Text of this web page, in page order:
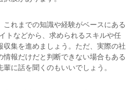
これまでの知識や経験がベースにある
トなどから、求められるスキルや任
収集を進めましょう。ただ、実際の社
情報だけだと判断できない場合もある
に話を聞くのもいいでしょう。